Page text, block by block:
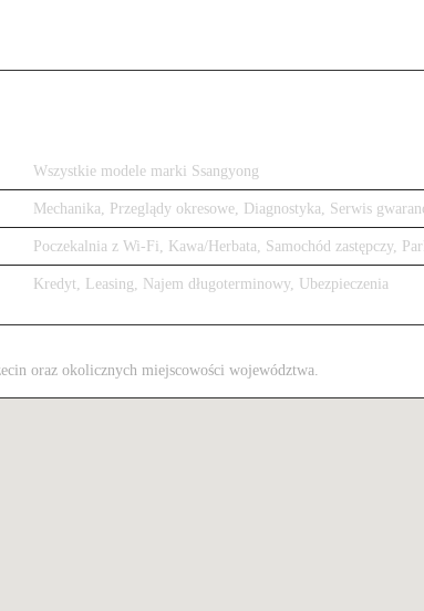
Wszystkie modele marki Ssangyong
Mechanika, Przeglądy okresowe, Diagnostyka, Serwis
Poczekalnia z Wi-Fi, Kawa/Herbata, Samochód zastępczy,
Kredyt, Leasing, Najem długoterminowy, Ubezpieczenia
oraz okolicznych miejscowości województwa.